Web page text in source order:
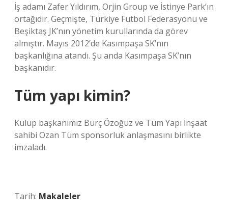
İş adamı Zafer Yıldırım, Orjin Group ve İstinye Park’ın
ortağıdır. Geçmişte, Türkiye Futbol Federasyonu ve
Beşiktaş JK’nın yönetim kurullarında da görev
almıştır. Mayıs 2012’de Kasımpaşa SK’nın
başkanlığına atandı. Şu anda Kasımpaşa SK’nın
başkanıdır.
Tüm yapı kimin?
Kulüp başkanımız Burç Özoğuz ve Tüm Yapı İnşaat
sahibi Ozan Tüm sponsorluk anlaşmasını birlikte
imzaladı.
Tarih: Makaleler